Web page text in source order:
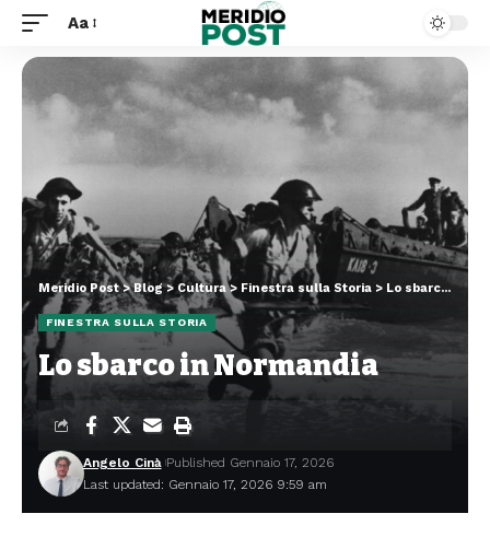
Aa
Meridio Post>Blog> Cultura> Finestra sulla Storia > Lo sbarco in Normandia
FINESTRA SULLA STORIA
Lo sbarco in Normandia
Last updated: Gennaio 17, 2026 9:59 am
Angelo Cinà Published Gennaio 17, 2026